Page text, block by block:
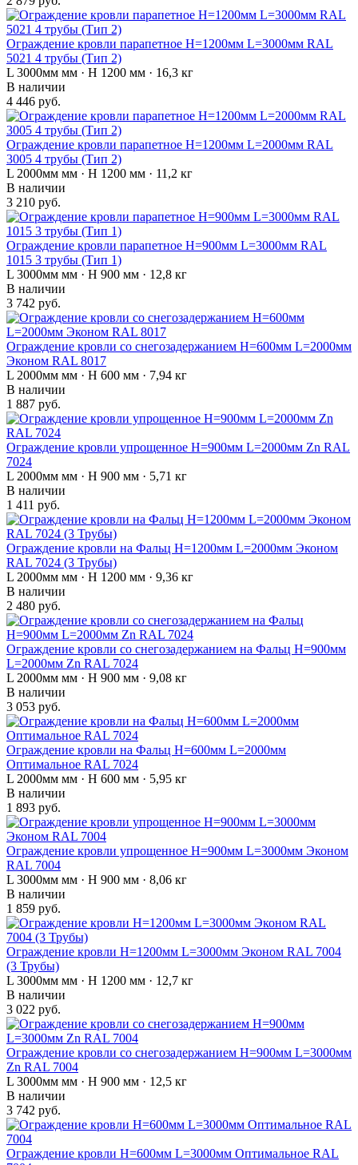
Ограждение кровли парапетное H=1200мм L=3000мм RAL
5021 4 трубы (Тип 2)
L 3000мм мм · H 1200 мм · 16,3 кг
В наличии
4 446 руб.
Ограждение кровли парапетное H=1200мм L=2000мм RAL
3005 4 трубы (Тип 2)
L 2000мм мм · H 1200 мм · 11,2 кг
В наличии
3 210 руб.
Ограждение кровли парапетное H=900мм L=3000мм RAL
1015 3 трубы (Тип 1)
L 3000мм мм · H 900 мм · 12,8 кг
В наличии
3 742 руб.
Ограждение кровли со снегозадержанием H=600мм L=2000мм
Эконом RAL 8017
L 2000мм мм · H 600 мм · 7,94 кг
В наличии
1 887 руб.
Ограждение кровли упрощенное H=900мм L=2000мм Zn RAL
7024
L 2000мм мм · H 900 мм · 5,71 кг
В наличии
1 411 руб.
Ограждение кровли на Фальц H=1200мм L=2000мм Эконом
RAL 7024 (3 Трубы)
L 2000мм мм · H 1200 мм · 9,36 кг
В наличии
2 480 руб.
Ограждение кровли со снегозадержанием на Фальц H=900мм
L=2000мм Zn RAL 7024
L 2000мм мм · H 900 мм · 9,08 кг
В наличии
3 053 руб.
Ограждение кровли на Фальц H=600мм L=2000мм
Оптимальное RAL 7024
L 2000мм мм · H 600 мм · 5,95 кг
В наличии
1 893 руб.
Ограждение кровли упрощенное H=900мм L=3000мм Эконом
RAL 7004
L 3000мм мм · H 900 мм · 8,06 кг
В наличии
1 859 руб.
Ограждение кровли H=1200мм L=3000мм Эконом RAL 7004
(3 Трубы)
L 3000мм мм · H 1200 мм · 12,7 кг
В наличии
3 022 руб.
Ограждение кровли со снегозадержанием H=900мм L=3000мм
Zn RAL 7004
L 3000мм мм · H 900 мм · 12,5 кг
В наличии
3 742 руб.
Ограждение кровли H=600мм L=3000мм Оптимальное RAL